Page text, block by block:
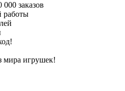
заказов
работы
мира игрушек!